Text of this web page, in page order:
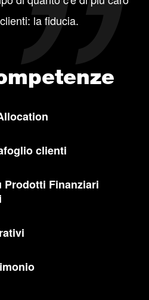
la fiducia.
clienti
Prodotti Finanziari